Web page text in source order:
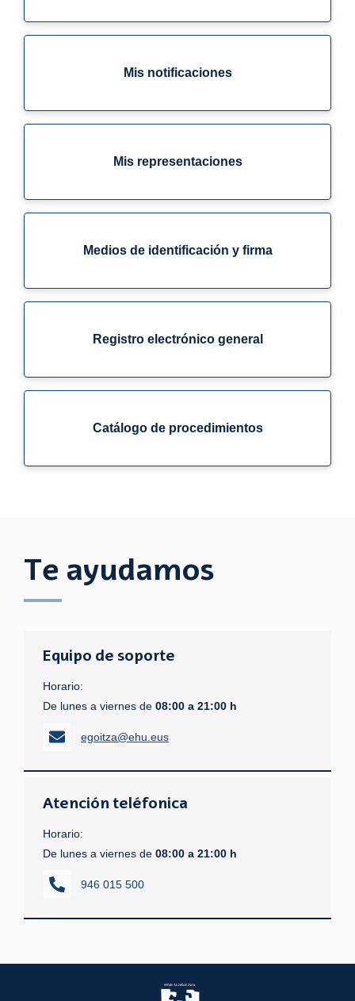
Mis notificaciones
Mis representaciones
Medios de identificación y firma
Registro electrónico general
Catálogo de procedimientos
Te ayudamos
Equipo de soporte
Horario:
De lunes a viernes de 08:00 a 21:00 h
egoitza@ehu.eus
Atención teléfonica
Horario:
De lunes a viernes de 08:00 a 21:00 h
946 015 500